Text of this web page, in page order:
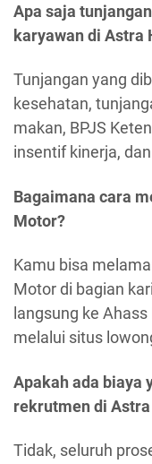
Apa saja
karyawan di Astra
Tunjangan yang
kesehatan,
makan, BPJS
insentif kinerja,
Bagaimana cara
Motor?
Kamu bisa
Motor di bagian
langsung ke
melalui situs
Apakah ada biaya
rekrutmen di
Tidak, seluruh